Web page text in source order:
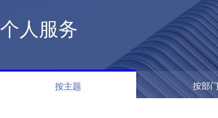
个人服务
按主题 按部